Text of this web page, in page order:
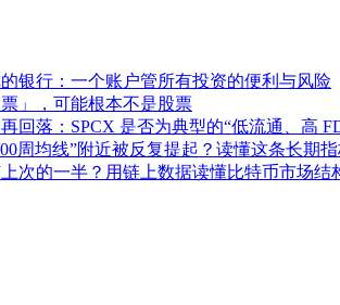
银行：一个账户管所有投资的便利与风险
」，可能根本不是股票
再回落：SPCX 是否为典型的“低流通、高
周均线”附近被反复提起？读懂这条长期
次的一半？用链上数据读懂比特币市场结